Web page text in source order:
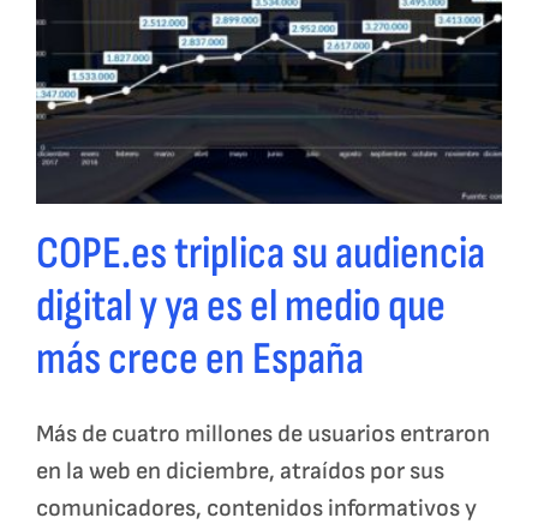
COPE.es triplica su audiencia
digital y ya es el medio que
más crece en España
Más de cuatro millones de usuarios entraron
en la web en diciembre, atraídos por sus
comunicadores, contenidos informativos y